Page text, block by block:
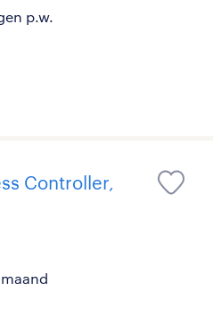
p.w.
Controller,